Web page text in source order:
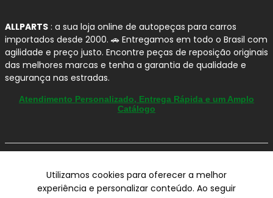
ALLPARTS : a sua loja online de autopeças para carros
importados desde 2000. 🚗 Entregamos em todo o Brasil com
agilidade e preço justo. Encontre peças de reposição originais
das melhores marcas e tenha a garantia de qualidade e
segurança nas estradas.
Atendimento Personalizado, Entrega Rápida e um Amplo
Catálogo
ALLPARTS Com. de Peças Automotivas Ltda.
CNPJ 03.724.695/0001-42 - Av. Avelino Capellato, 450 - Santa
Utilizamos cookies para oferecer a melhor
experiência e personalizar conteúdo. Ao seguir